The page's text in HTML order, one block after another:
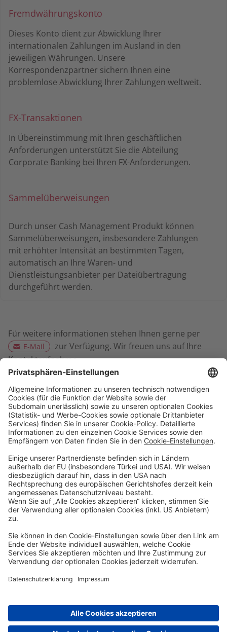
Fremdwährungskonto
Dieses Konto dient zur Abwicklung Ihrer
internationalen Zahlungen im Ausland in den
jeweiligen Währungen. Unsere
Korrespondenzpartner sichern Ihnen eine
problemlose Abwicklung Ihrer Zahlungen weltweit.
FX-Transaktionen
In Übereinstimmung mit Ihren geschäftlichen
Anforderungen unterstützt Sie die Abteilung
Corporate Banking bei Ihren FX-Anforderungen.
Sammelüberweisungen
Durch unser Cash Management Produkt können
Sammelüberweisungen, insbesondere Zahlungen
mit erhöhter Intensität an bestimmten Tagen,
automatisch an Ihre Waren- und
Dienstleistungsanbieter per Dateiübertragung
durchgeführt werden.
Für weitere informationen stehen Ihnen gerne per
E-Mail
zur Verfügung. Wir freuen uns auf Ihre
Kontaktaufnahme.
Sparen & FinanzierenFirmenkundenDigitale Services
Priority Banking
Über UnsKarrierePresseImpressumBlog
SEPA-Echtzeitüberweisung
Geschäftsbedingungen Einlagensicherung DatenschutzhinweiseWhistleblowing
Cookie-Einstellungen